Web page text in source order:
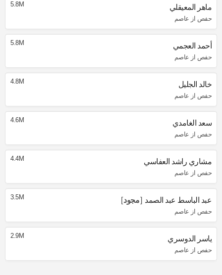
ماهر المعيقلي
حفص از عاصم
5.8M
أحمد العجمي
حفص از عاصم
5.8M
خالد الجليل
حفص از عاصم
4.8M
سعد الغامدي
حفص از عاصم
4.6M
مشاري راشد العفاسي
حفص از عاصم
4.4M
عبد الباسط عبد الصمد مجود
حفص از عاصم
3.5M
ياسر الدوسري
حفص از عاصم
2.9M